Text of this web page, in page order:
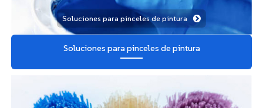
Soluciones para pinceles de pintura
Soluciones para pinceles de pintura